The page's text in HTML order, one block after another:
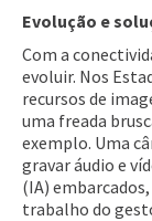
Evolução e
Com a
evoluir. Nos
recursos de
uma freada
exemplo. Uma
gravar áudio e
(IA)
trabalho do